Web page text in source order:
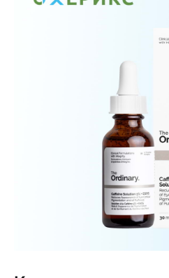
Медицински апрати